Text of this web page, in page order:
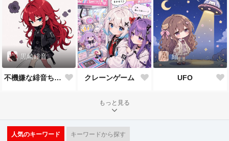
黒崎緋音
不機嫌な緋音ちゃん クレーンゲーム
紬
UFO
もっと見る
人気のキーワード キーワードから探す